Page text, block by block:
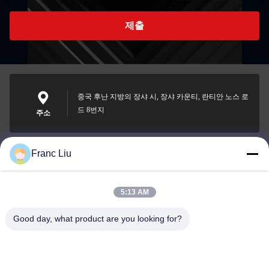
제출
주소
중국 후난 지방의 장샤 시, 장샤 카운티, 란티안 노스 로
드 8번지
sales09@vdbattery.com
Franc Liu
5:13 AM
Good day, what product are you looking for?